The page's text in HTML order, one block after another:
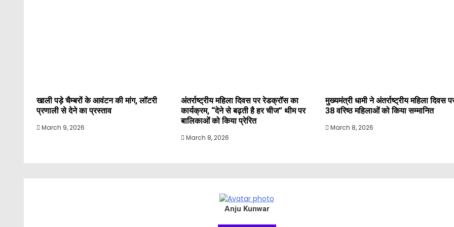
खाली पड़े चैम्बरों के आवंटन की मांग, लॉटरी
प्रणाली से देने का प्रस्ताव
March 9, 2026
अंतर्राष्ट्रीय महिला दिवस पर रेडक्रॉस का
कार्यक्रम, “देने से बढ़ती है हर चीज” थीम पर
बालिकाओं को किया प्रेरित
March 8, 2026
मुख्यमंत्री धामी ने अंतर्राष्ट्रीय महिला दिवस
38 वरिष्ठ महिलाओं को किया सम्मानित
March 8, 2026
Anju Kunwar